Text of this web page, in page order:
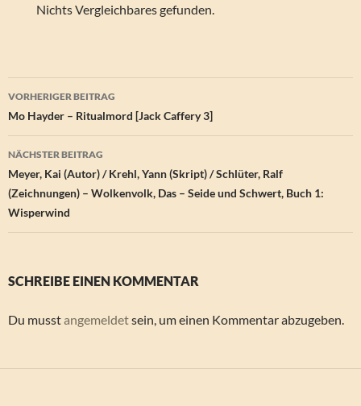
Nichts Vergleichbares gefunden.
Beitragsnavigation
VORHERIGER BEITRAG
Mo Hayder – Ritualmord [Jack Caffery 3]
NÄCHSTER BEITRAG
Meyer, Kai (Autor) / Krehl, Yann (Skript) / Schlüter, Ralf
(Zeichnungen) – Wolkenvolk, Das – Seide und Schwert, Buch 1:
Wisperwind
SCHREIBE EINEN KOMMENTAR
Du musstangemeldetsein, um einen Kommentar abzugeben.